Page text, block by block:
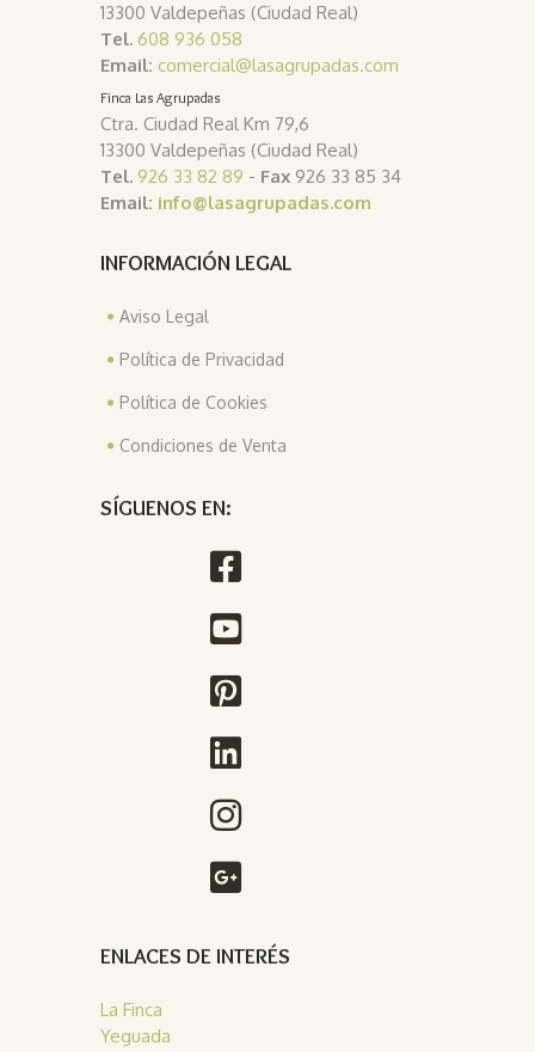
13300 Valdepeñas (Ciudad Real)
Tel. 608 936 058
Email: comercial@lasagrupadas.com
Finca Las Agrupadas
Ctra. Ciudad Real Km 79,6
13300 Valdepeñas (Ciudad Real)
Tel. 926 33 82 89 - Fax 926 33 85 34
Email: info@lasagrupadas.com
INFORMACIÓN LEGAL
Aviso Legal
Política de Privacidad
Política de Cookies
Condiciones de Venta
SÍGUENOS EN:
ENLACES DE INTERÉS
La Finca
Yeguada